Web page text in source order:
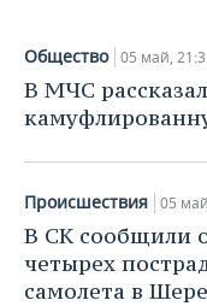
ОТКРЫТАЯ
БАСКЕТБОЛ
ВОЛЕЙБОЛ
ФИГУРНОЕ
ВОДНЫЕ ВИДЫ
ИНФРАСТРУКТУРА
ИСТОРИЯ
МЕДИЦИНА
ОБРАЗОВАНИЕ
СПРАВОЧНИК
СПИСОК ПЕРСОН
ПОЛНАЯ ВЕРСИЯ
Общество 05 май,
В МЧС
Происшествия 05
В СК сообщили
четырех
самолета в